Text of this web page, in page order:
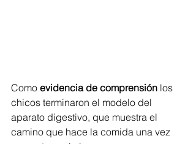
Como evidencia de comprensión los
chicos terminaron el modelo del
aparato digestivo, que muestra el
camino que hace la comida una vez